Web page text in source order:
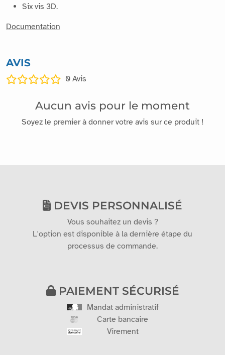
Six vis 3D.
Documentation
AVIS
0 Avis
Aucun avis pour le moment
Soyez le premier à donner votre avis sur ce produit !
DEVIS PERSONNALISÉ
Vous souhaitez un devis ?
L'option est disponible à la dernière étape du
processus de commande.
PAIEMENT SÉCURISÉ
Mandat administratif
Carte bancaire
Virement